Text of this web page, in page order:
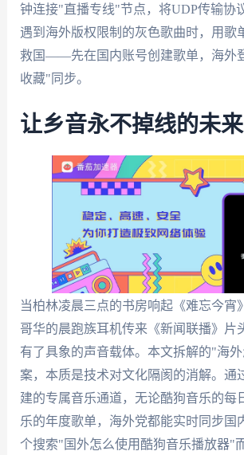
钟连接"直播专线"节点，将UDP传输协
遇到海外版权限制的灰色歌曲时，用歌
救国——先在国内账号创建歌单，海外
收藏"同步。
让乡音永不掉线的未来
当柏林凌晨三点的书房响起《难忘今宵
哥华的晨跑族耳机传来《新闻联播》片
有了具象的声音载体。本文拆解的"海
案，本质是技术对文化隔阂的消解。通
建的专属音乐通道，无论酷狗音乐的每
乐的年度歌单，海外党都能实时同步国
个搜索"国外怎么使用酷狗音乐播放器"